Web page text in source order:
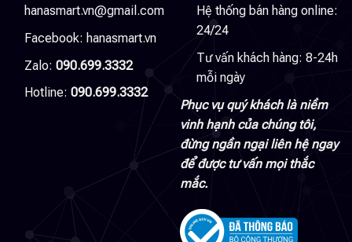
hanasmart.vn@gmail.com
Facebook: hanasmart.vn
Zalo: 090.699.3332
Hotline: 090.699.3332
Hệ thống bán hàng online:
24/24
Tư vấn khách hàng: 8-24h
mỗi ngày
Phục vụ quý khách là niềm
vinh hạnh của chúng tôi,
đừng ngần ngại liên hệ ngay
để được tư vấn mọi thắc
mắc.